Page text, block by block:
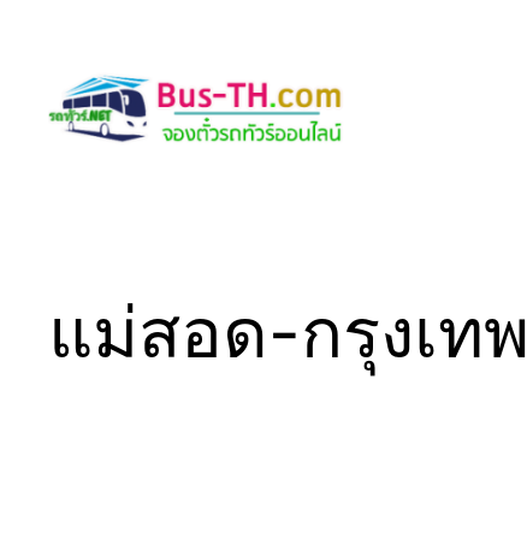
content
แม่สอด-กรุงเทพ